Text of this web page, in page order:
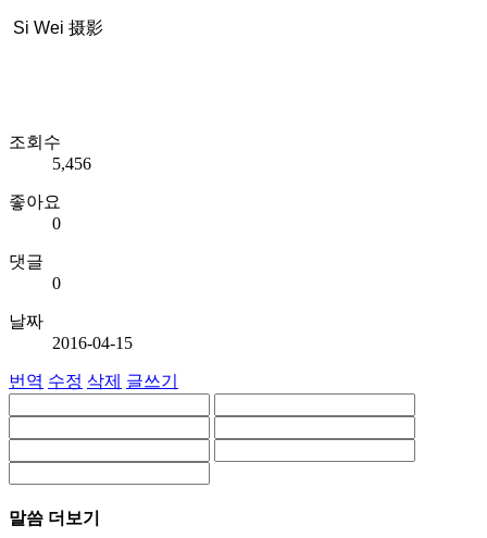
Si Wei 摄影
조회수
5,456
좋아요
0
댓글
0
날짜
2016-04-15
번역 수정 삭제 글쓰기
말씀 더보기